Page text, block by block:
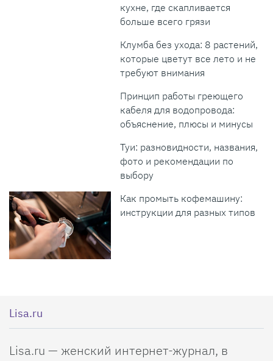
кухне, где скапливается
больше всего грязи
Клумба без ухода: 8 растений,
которые цветут все лето и не
требуют внимания
Принцип работы греющего
кабеля для водопровода:
объяснение, плюсы и минусы
Туи: разновидности, названия,
фото и рекомендации по
выбору
Как промыть кофемашину:
инструкции для разных типов
Lisa.ru
Lisa.ru — женский интернет-журнал, в